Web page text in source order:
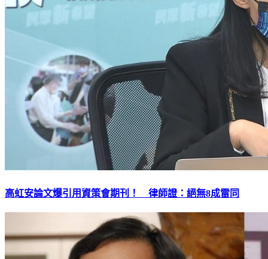
高虹安論文爆引用資策會期刊！ 律師證：絕無8成雷同